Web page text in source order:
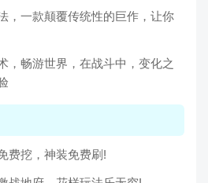
，一款颠覆传统性的巨作，让你
，畅游世界，在战斗中，变化之
费挖，神装免费刷!